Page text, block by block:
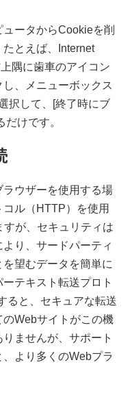
ータからCookieを削
とえば、Internet
隅に歯車のアイコン
、メニューボックス
択して、[終了時にブ
けです。
ウザーを使用する場
ル（HTTP）を使用
が、セキュリティは
り、サードパーティ
望むデータを簡単に
テキスト転送プロト
ると、セキュアな転送
Webサイトがこの機
ませんが、サポート
より多くのWebプラ